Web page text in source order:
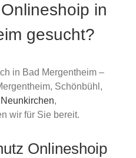
in
gesucht?
in Bad Mergentheim –
Schönbühl,
Neunkirchen,
wir für Sie bereit.
Onlineshoip